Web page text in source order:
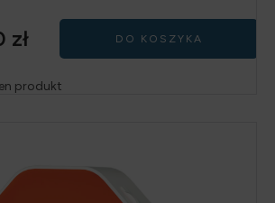
zł DO KOSZYKA
produkt